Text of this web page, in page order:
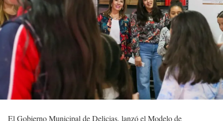
El Gobierno Municipal de Delicias, lanzó el Modelo de